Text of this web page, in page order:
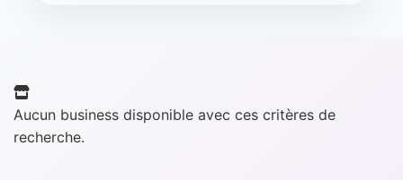
Aucun business disponible avec ces critères de
recherche.